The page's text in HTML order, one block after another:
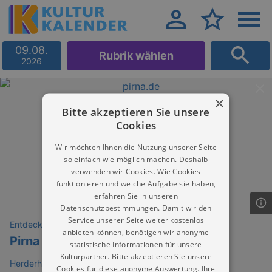
09.08.
2026 Rubrik wählen
Entdeckungen
Pirna tanzt
Herderhalle Pirna
×
Bitte akzeptieren Sie unsere
Cookies
Wir möchten Ihnen die Nutzung unserer Seite
so einfach wie möglich machen. Deshalb
verwenden wir Cookies. Wie Cookies
funktionieren und welche Aufgabe sie haben,
erfahren Sie in unseren
Datenschutzbestimmungen. Damit wir den
Service unserer Seite weiter kostenlos
anbieten können, benötigen wir anonyme
statistische Informationen für unsere
Kulturpartner. Bitte akzeptieren Sie unsere
Cookies für diese anonyme Auswertung. Ihre